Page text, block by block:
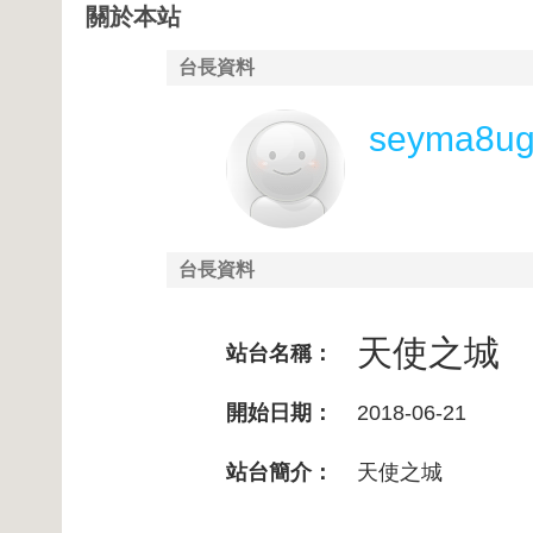
關於本站
台長資料
台長資料
站台名稱： 天使之城
開始日期： 2018-06-21
站台簡介： 天使之城